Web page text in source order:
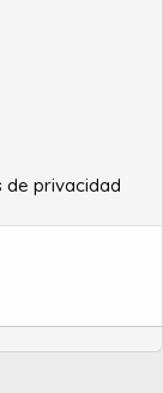
de privacidad